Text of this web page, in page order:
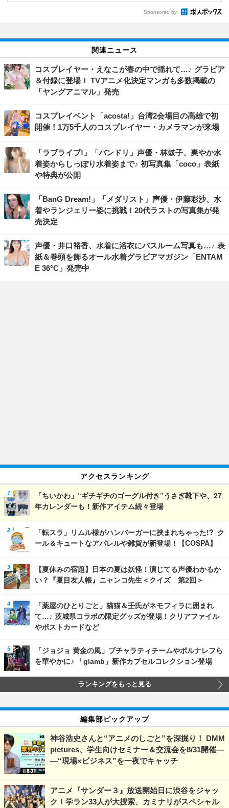
Sponsored by
関連ニュース
コスプレイヤー・えなこが春の中で揺れて…♪ グラビア
＆付録に登場！ TVアニメ化決定マンガも多数掲載の
「ヤングアニマル」発売
コスプレイベント「acosta!」台湾2会場目の高雄で初
開催！1万5千人のコスプレイヤー・カメラマンが来場
「ラブライブ!」「バンドリ」声優・林鼓子、爽やか水
着姿からしっぽり水着姿まで♪ 初写真集「coco」表紙
や特典が公開
「BanG Dream!」「メダリスト」声優・伊藤彩沙、水
着やランジェリー姿に挑戦！20代ラストの写真集が発
売決定
声優・井口裕香、水着に浴衣にバスルーム写真も…♪ 表
紙＆巻頭を飾るオール水着グラビアマガジン「ENTAM
E 36°C」発売中
アクセスランキング
「ちいかわ」“ギチギチのゴーグル付き”うさぎ靴下や、27
年カレンダーも！新作アイテム続々登場
「転スラ」リムル様がハンバーガーに挟まれちゃった!? ク
ール＆キュートなアパレルや雑貨が新登場！【COSPA】
【夏休みの宿題】日本の夏は妖怪！演じてる声優わかるか
い？『夏目友人帳』ニャンコ先生＜クイズ 第2回＞
「薬屋のひとりごと」猫猫＆壬氏がネモフィラに囲まれ
て…♪ 茨城県コラボの限定グッズが登場！クリアファイル
やポストカードなど
「ジョジョ 黄金の風」ブチャラティチームやポルナレフら
を華やかに♪ 「glamb」新作カプセルコレクション登場
ランキングをもっと見る
編集部ピックアップ
神谷浩史さんと“アニメのしごと”を深掘り！ DMM
pictures、学生向けセミナー＆交流会を8/31開催―
―“現場×ビジネス”を一夜でキャッチ
アニメ『サンダー３』放送開始日に渋谷をジャッ
ク！学ラン33人が大捜索、カミナリがスペシャル